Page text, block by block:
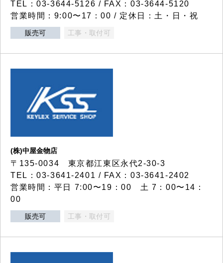
TEL：03-3644-5126 / FAX：03-3644-5120
営業時間：9:00〜17：00 / 定休日：土・日・祝
販売可 工事・取付可
(株)中屋金物店
〒135-0034 東京都江東区永代2-30-3
TEL：03-3641-2401 / FAX：03-3641-2402
営業時間：平日 7:00〜19：00 土 7：00〜14：
00
販売可 工事・取付可